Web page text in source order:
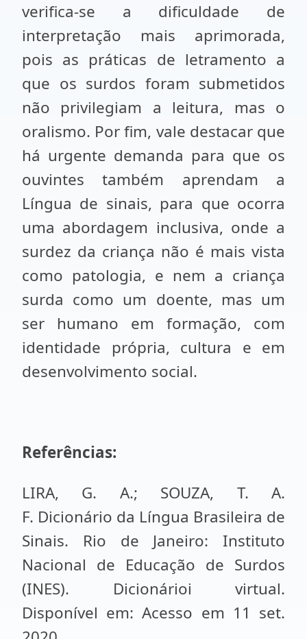
verifica-se a dificuldade de
interpretação mais aprimorada,
pois as práticas de letramento a
que os surdos foram submetidos
não privilegiam a leitura, mas o
oralismo. Por fim, vale destacar que
há urgente demanda para que os
ouvintes também aprendam a
Língua de sinais, para que ocorra
uma abordagem inclusiva, onde a
surdez da criança não é mais vista
como patologia, e nem a criança
surda como um doente, mas um
ser humano em formação, com
identidade própria, cultura e em
desenvolvimento social.
Referências:
LIRA, G. A.; SOUZA, T. A.
F. Dicionário da Língua Brasileira de
Sinais. Rio de Janeiro: Instituto
Nacional de Educação de Surdos
(INES). Dicionárioi virtual.
Disponível em: Acesso em 11 set.